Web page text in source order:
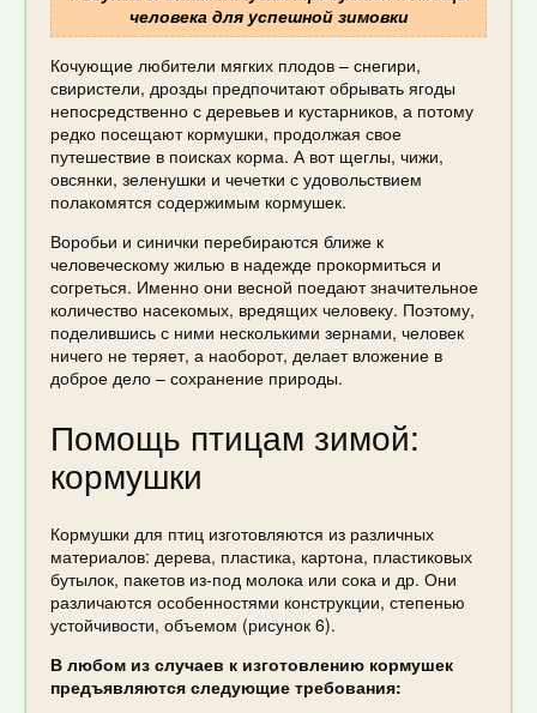
человека для успешной зимовки
Кочующие любители мягких плодов – снегири,
свиристели, дрозды предпочитают обрывать ягоды
непосредственно с деревьев и кустарников, а потому
редко посещают кормушки, продолжая свое
путешествие в поисках корма. А вот щеглы, чижи,
овсянки, зеленушки и чечетки с удовольствием
полакомятся содержимым кормушек.
Воробьи и синички перебираются ближе к
человеческому жилью в надежде прокормиться и
согреться. Именно они весной поедают значительное
количество насекомых, вредящих человеку. Поэтому,
поделившись с ними несколькими зернами, человек
ничего не теряет, а наоборот, делает вложение в
доброе дело – сохранение природы.
Помощь птицам зимой:
кормушки
Кормушки для птиц изготовляются из различных
материалов: дерева, пластика, картона, пластиковых
бутылок, пакетов из-под молока или сока и др. Они
различаются особенностями конструкции, степенью
устойчивости, объемом (рисунок 6).
В любом из случаев к изготовлению кормушек
предъявляются следующие требования: